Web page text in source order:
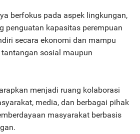
berfokus pada aspek lingkungan,
penguatan kapasitas perempuan
secara ekonomi dan mampu
sosial maupun
menjadi ruang kolaborasi
media, dan berbagai pihak
masyarakat berbasis